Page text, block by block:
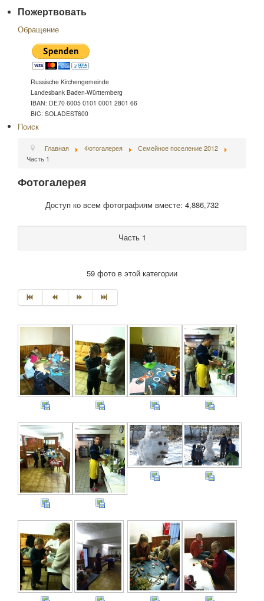
Пожертвовать
Обращение
Russische Kirchengemeinde
Landesbank Baden-Württemberg
IBAN: DE70 6005 0101 0001 2801 66
BIC: SOLADEST600
Поиск
Главная Фотогалерея
Семейное поселение 2012
Часть 1
Фотогалерея
Доступ ко всем фотографиям вместе: 4,886,732
Часть 1
59 фото в этой категории